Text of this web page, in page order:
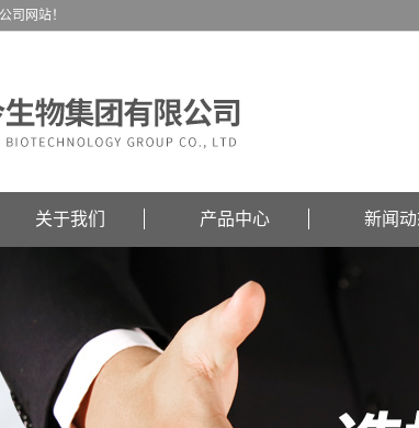
司网站！
关于我们 产品中心 新闻